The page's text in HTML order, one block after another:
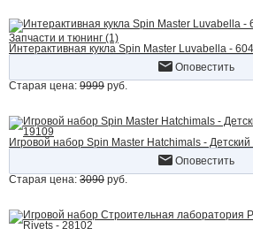
Запчасти и тюнинг (1)
Интерактивная кукла Spin Master Luvabella -
Оповестить
Старая цена: 9999 руб.
Игровой набор Spin Master Hatchimals -
Оповестить
Старая цена: 3090 руб.